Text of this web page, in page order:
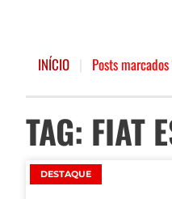
INÍCIO Posts
TAG: FIAT
DESTAQUE